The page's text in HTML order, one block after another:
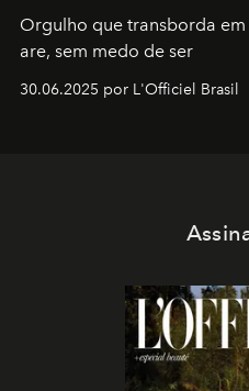
Orgulho que transborda
are, sem medo de ser
30.06.2025 por L'Officiel Brasil